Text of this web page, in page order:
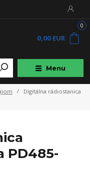
Menu
0
0,00 EUR
Digitálna rádiostanica
PD485-